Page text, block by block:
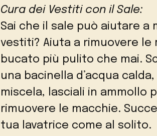
Cura dei Vestiti con il Sale:
Sai che il sale può aiutare
vestiti? Aiuta a rimuovere le
bucato più pulito che mai.
una bacinella d’acqua
miscela, lasciali in ammollo
rimuovere le macchie.
tua lavatrice come al solito.